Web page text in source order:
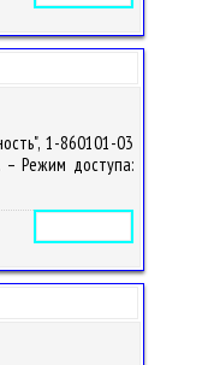
1-860101-03
– Режим доступа: